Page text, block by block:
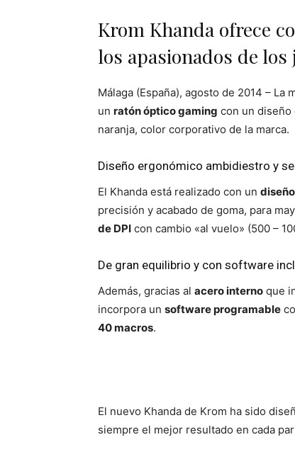
Krom Khanda ofrece
los apasionados de los
Málaga (España), agosto de 2014 – La
un ratón óptico gaming con un diseño
naranja, color corporativo de la marca.
Diseño ergonómico ambidiestro y
El Khanda está realizado con un
precisión y acabado de goma, para
de DPI con cambio «al vuelo» (500 –
De gran equilibrio y con software
Además, gracias al acero interno que
incorpora un software programable
40 macros.
El nuevo Khanda de Krom ha sido
siempre el mejor resultado en cada